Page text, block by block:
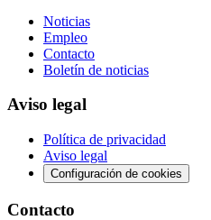
Noticias
Empleo
Contacto
Boletín de noticias
Aviso legal
Política de privacidad
Aviso legal
Configuración de cookies
Contacto